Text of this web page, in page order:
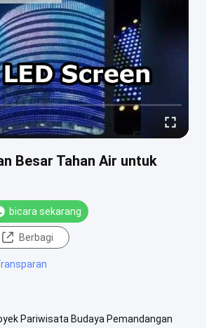
Besar Tahan Air untuk
bicara sekarang
Berbagi
Pariwisata Budaya Pemandangan